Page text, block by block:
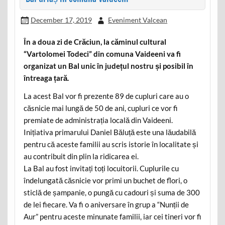
December 17, 2019 Eveniment Valcean
În a doua zi de Crăciun, la căminul cultural
“Vartolomei Todeci” din comuna Vaideeni va fi
organizat un Bal unic în județul nostru și posibil în
întreaga țară.
La acest Bal vor fi prezente 89 de cupluri care au o
căsnicie mai lungă de 50 de ani, cupluri ce vor fi
premiate de administrația locală din Vaideeni.
Inițiativa primarului Daniel Băluță este una lăudabilă
pentru că aceste familii au scris istorie în localitate și
au contribuit din plin la ridicarea ei.
La Bal au fost invitați toți locuitorii. Cuplurile cu
îndelungată căsnicie vor primi un buchet de flori, o
sticlă de șampanie, o pungă cu cadouri și suma de 300
de lei fiecare. Va fi o aniversare în grup a “Nunții de
Aur” pentru aceste minunate familii, iar cei tineri vor fi